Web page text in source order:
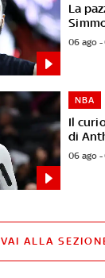
La
06 ago -
Il
di
NBA
06 ago -
VAI ALLA